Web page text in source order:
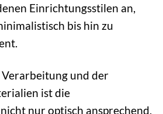
Einrichtungsstilen an,
bis hin zu
und der
ist die
nur optisch ansprechend,